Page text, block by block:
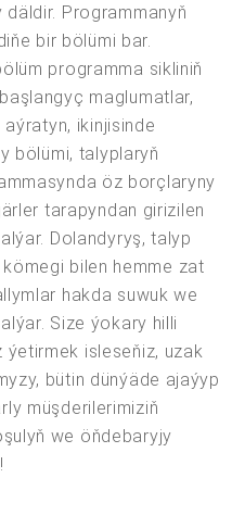
Programmanyň
bir bölümi bar.
programma sikliniň
maglumatlar,
ikinjisinde
bölümi, talyplaryň
öz borçlaryny
tarapyndan girizilen
Dolandyryş, talyp
bilen hemme zat
hakda suwuk we
Size ýokary hilli
ýetirmek isleseňiz, uzak
bütin dünýäde ajaýyp
müşderilerimiziň
we öňdebaryjy